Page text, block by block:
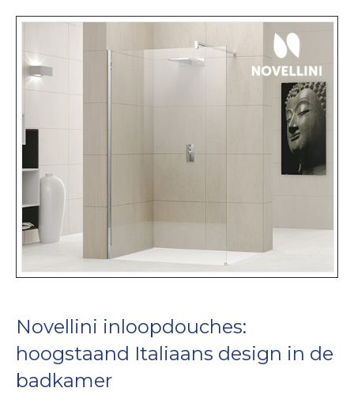
Novellini inloopdouches:
hoogstaand Italiaans design in de
badkamer